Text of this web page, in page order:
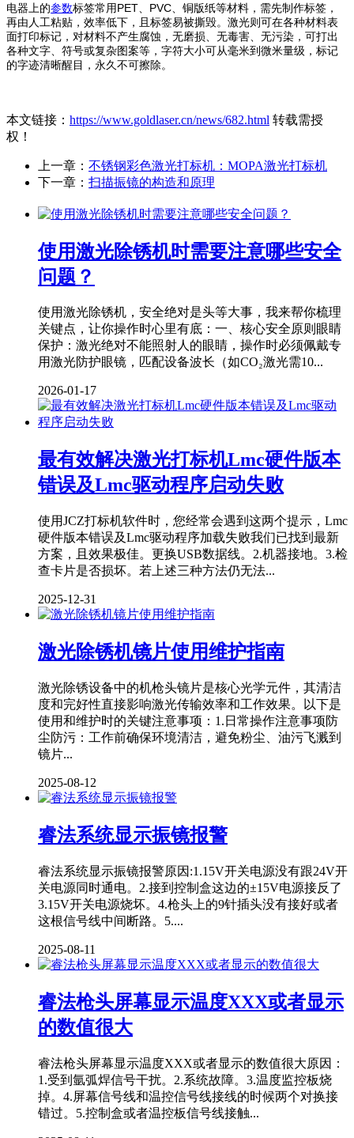
电器上的参数标签常用PET、PVC、铜版纸等材料，需先制作标签，
再由人工粘贴，效率低下，且标签易被撕毁。激光则可在各种材料表
面打印标记，对材料不产生腐蚀，无磨损、无毒害、无污染，可打出
各种文字、符号或复杂图案等，字符大小可从毫米到微米量级，标记
的字迹清晰醒目，永久不可擦除。
本文链接： https://www.goldlaser.cn/news/682.html 转载需授
权！
上一章： 不锈钢彩色激光打标机：MOPA激光打标机
下一章： 扫描振镜的构造和原理
使用激光除锈机时需要注意哪些安全
问题？
使用激光除锈机，安全绝对是头等大事，我来帮你梳理
关键点，让你操作时心里有底：一、核心安全原则‌眼睛
保护‌：激光绝对不能照射人的眼睛，操作时必须佩戴‌专
用激光防护眼镜‌，匹配设备波长（如CO₂激光需10...
2026-01-17
最有效解决激光打标机Lmc硬件版本
错误及Lmc驱动程序启动失败
使用JCZ打标机软件时，您经常会遇到这两个提示，Lmc
硬件版本错误及Lmc驱动程序加载失败我们已找到最新
方案，且效果极佳。更换USB数据线。2.机器接地。3.检
查卡片是否损坏。若上述三种方法仍无法...
2025-12-31
激光除锈机镜片使用维护指南
激光除锈设备中的机枪头镜片是核心光学元件，其清洁
度和完好性直接影响激光传输效率和工作效果。以下是
使用和维护时的关键注意事项：1.日常操作注意事项防
尘防污：工作前确保环境清洁，避免粉尘、油污飞溅到
镜片...
2025-08-12
睿法系统显示振镜报警
睿法系统显示振镜报警原因:1.15V开关电源没有跟24V开
关电源同时通电。2.接到控制盒这边的±15V电源接反了
3.15V开关电源烧坏。4.枪头上的9针插头没有接好或者
这根信号线中间断路。5....
2025-08-11
睿法枪头屏幕显示温度XXX或者显示
的数值很大
睿法枪头屏幕显示温度XXX或者显示的数值很大原因：
1.受到氩弧焊信号干扰。2.系统故障。3.温度监控板烧
掉。4.屏幕信号线和温控信号线接线的时候两个对换接
错过。5.控制盒或者温控板信号线接触...